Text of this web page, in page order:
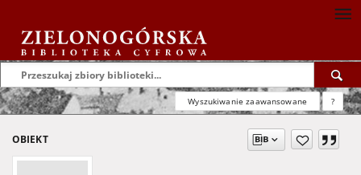
Wyszukiwanie zaawansowane ?
OBIEKT